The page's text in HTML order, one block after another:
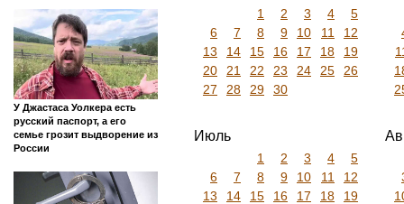
У Джастаса Уолкера есть
русский паспорт, а его
семье грозит выдворение из
России
1 2 3 4
5
6
7 8 9 10 11
12
13
14 15 16 17 18
19
20
21 22 23 24 25
26
27
28 29 30
Июль
1 2 3 4
5
6
7 8 9 10 11
12
13
14 15 16 17 18
19